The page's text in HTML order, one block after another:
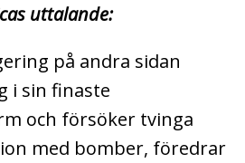
uttalande:
på andra sidan
i sin finaste
och försöker tvinga
med bomber, föredrar